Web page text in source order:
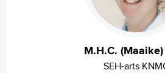
M.H.C.
SEH-arts